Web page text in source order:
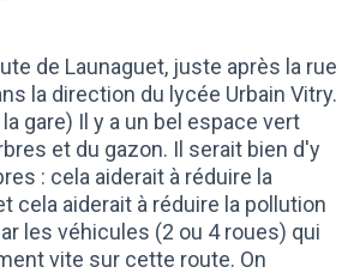
de Launaguet, juste après la rue
la direction du lycée Urbain Vitry.
gare) Il y a un bel espace vert
et du gazon. Il serait bien d'y
: cela aiderait à réduire la
cela aiderait à réduire la pollution
les véhicules (2 ou 4 roues) qui
vite sur cette route. On